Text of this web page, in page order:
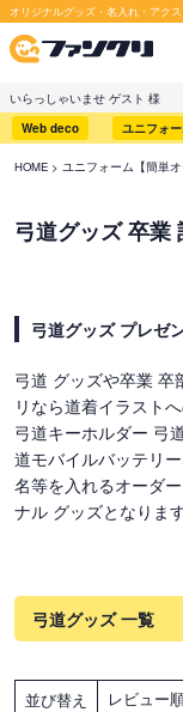
オリジナルグッズ・名入れ・アク
いらっしゃいませ ゲスト 様
Web deco
ユニフォ
HOME ユニフォーム【簡単オ
弓道グッズ 卒業
弓道グッズ プレゼ
弓道 グッズや卒業 卒
リなら道着イラスト
弓道キーホルダー 弓
道モバイルバッテリ
名等を入れるオーダ
ナル グッズとなります
弓道グッズ 一覧
並び替え レビュー